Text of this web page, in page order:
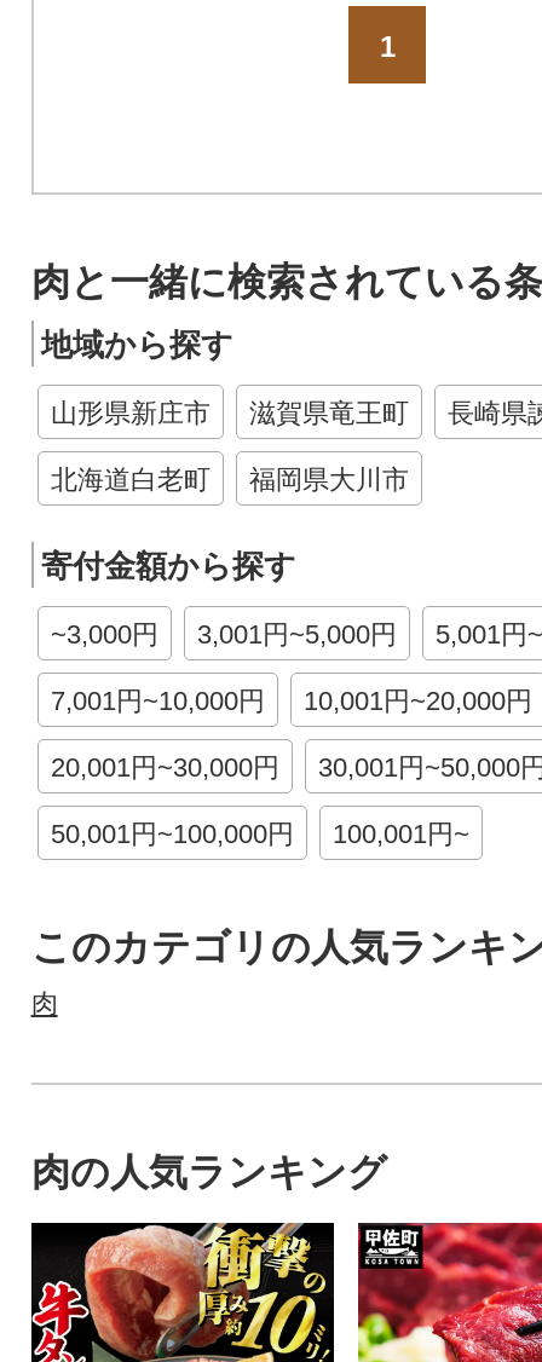
1
肉と一緒に検索されている
地域から探す
山形県新庄市 滋賀県竜王町 長崎県
北海道白老町 福岡県大川市
寄付金額から探す
~3,000円 3,001円~5,000円 5,001円
7,001円~10,000円 10,001円~20,000円
20,001円~30,000円 30,001円~50,000
50,001円~100,000円 100,001円~
このカテゴリの人気ランキ
肉
肉の人気ランキング